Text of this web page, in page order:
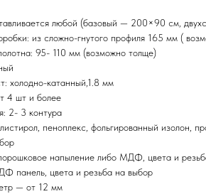
любой (базовый — 200×90 см,
из сложно-гнутого профиля 165 мм (
95- 110 мм (возможно толще)
холодно-катанный,1.8 мм
4 шт и более
2- 3 контура
пеноплекс, фольгированный изолон,
напыление либо МДФ, цвета и
панель, цвета и резьба на выбор
— от 12 мм